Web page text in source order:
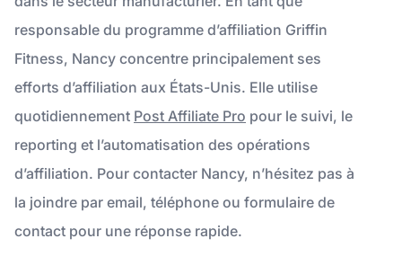
responsable du programme d’affiliation Griffin
Fitness, Nancy concentre principalement ses
efforts d’affiliation aux États-Unis. Elle utilise
quotidiennement Post Affiliate Pro pour le suivi, le
reporting et l’automatisation des opérations
d’affiliation. Pour contacter Nancy, n’hésitez pas à
la joindre par email, téléphone ou formulaire de
contact pour une réponse rapide.